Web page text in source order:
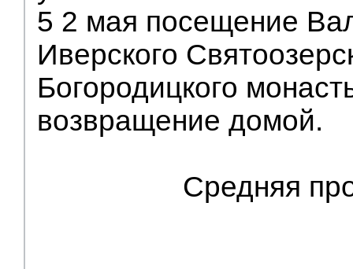
5 2 мая посещение
Иверского
Богородицкого
возвращение домой.
Средняя